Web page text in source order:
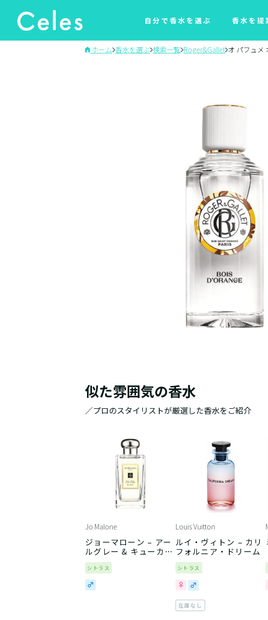
自分で香水を選ぶ 香水を提
ホーム 香水を選ぶ 検索一覧 Roger&Gallet オ パフュメ
似た雰囲気の香水
／プロのスタイリストが厳選した香水をご紹介
Jo Malone
ジョーマローン – アー
ルグレー & キューカン
バー
シトラス
Louis Vuitton
ルイ・ヴィトン – カリ
フォルニア・ドリーム
シトラス
在庫なし